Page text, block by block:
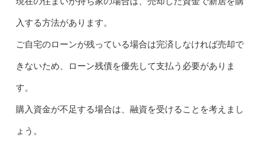
入する方法があります。
ご自宅のローンが残っている場合は完済しなければ売却で
きないため、ローン残債を優先して支払う必要がありま
す。
購入資金が不足する場合は、融資を受けることを考えまし
ょう。